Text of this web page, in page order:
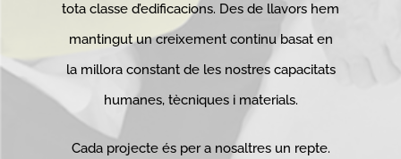
tota classe d’edificacions. Des de llavors hem
mantingut un creixement continu basat en
la millora constant de les nostres capacitats
humanes, tècniques i materials.
Cada projecte és per a nosaltres un repte.